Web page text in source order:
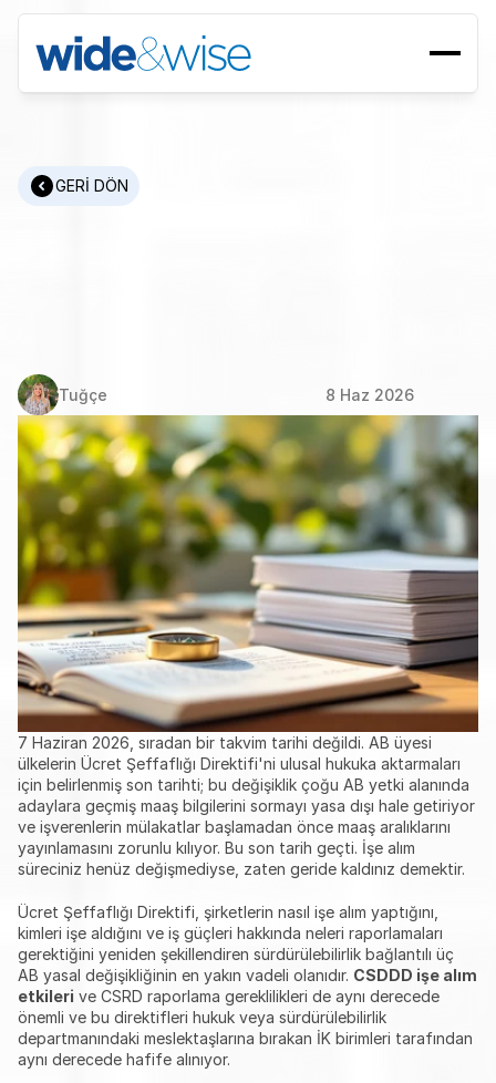
GERİ DÖN
Bilmesi
Tuğçe 8 Haz 2026
7 Haziran 2026, sıradan bir takvim tarihi değildi. AB üyesi
ülkelerin Ücret Şeffaflığı Direktifi'ni ulusal hukuka aktarmaları
için belirlenmiş son tarihti; bu değişiklik çoğu AB yetki alanında
adaylara geçmiş maaş bilgilerini sormayı yasa dışı hale getiriyor
ve işverenlerin mülakatlar başlamadan önce maaş aralıklarını
yayınlamasını zorunlu kılıyor. Bu son tarih geçti. İşe alım
süreciniz henüz değişmediyse, zaten geride kaldınız demektir.
Ücret Şeffaflığı Direktifi, şirketlerin nasıl işe alım yaptığını,
kimleri işe aldığını ve iş güçleri hakkında neleri raporlamaları
gerektiğini yeniden şekillendiren sürdürülebilirlik bağlantılı üç
AB yasal değişikliğinin en yakın vadeli olanıdır. CSDDD işe alım
etkileri ve CSRD raporlama gereklilikleri de aynı derecede
önemli ve bu direktifleri hukuk veya sürdürülebilirlik
departmanındaki meslektaşlarına bırakan İK birimleri tarafından
aynı derecede hafife alınıyor.